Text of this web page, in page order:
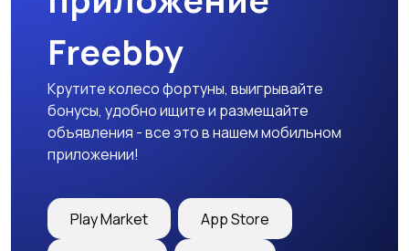
Freebby
Крутите колесо фортуны, выигрывайте
бонусы, удобно ищите и размещайте
объявления - все это в нашем мобильном
приложении!
Play Market App Store